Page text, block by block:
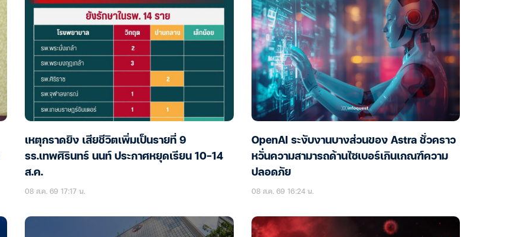
เหตุกราดยิง เสียชีวิตเพิ่มเป็นรายที่ 9
รร.เทพศิรินทร์ นนท์ ประกาศหยุดเรียน 10-14
ส.ค.
08 ส.ค. 69 17:17 น.
OpenAI ระงับงานบางส่วนของ Astra ชั่วคราว
หวั่นความสามารถด้านไซเบอร์เกินเกณฑ์ความ
ปลอดภัย
08 ส.ค. 69 16:24 น.